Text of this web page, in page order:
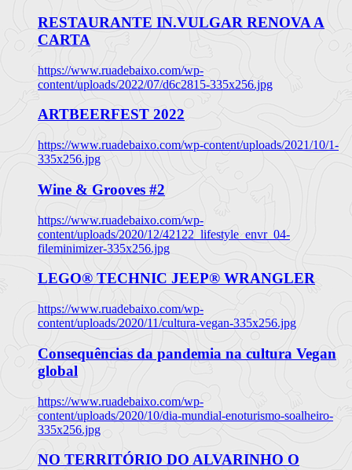
RESTAURANTE IN.VULGAR RENOVA A
CARTA
https://www.ruadebaixo.com/wp-
content/uploads/2022/07/d6c2815-335x256.jpg
ARTBEERFEST 2022
https://www.ruadebaixo.com/wp-content/uploads/2021/10/1-
335x256.jpg
Wine & Grooves #2
https://www.ruadebaixo.com/wp-
content/uploads/2020/12/42122_lifestyle_envr_04-
fileminimizer-335x256.jpg
LEGO® TECHNIC JEEP® WRANGLER
https://www.ruadebaixo.com/wp-
content/uploads/2020/11/cultura-vegan-335x256.jpg
Consequências da pandemia na cultura Vegan
global
https://www.ruadebaixo.com/wp-
content/uploads/2020/10/dia-mundial-enoturismo-soalheiro-
335x256.jpg
NO TERRITÓRIO DO ALVARINHO O